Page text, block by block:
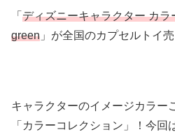
「 ディズニーキャラクター カ
green 」が全国のカプセルトイ
キャラクターのイメージカラー
「カラーコレクション」！今回